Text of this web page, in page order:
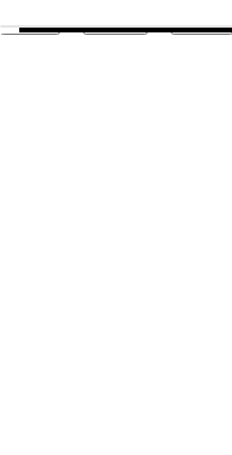
About · Report · Terms